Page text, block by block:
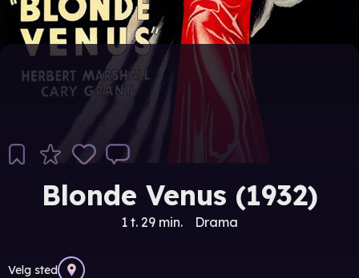
Blonde Venus (1932)
1 t. 29 min. Drama
Velg sted